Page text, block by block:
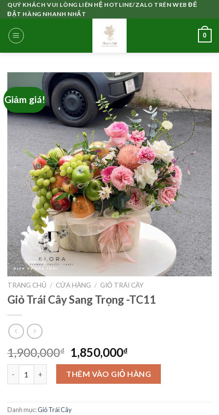
Skip
to
content
QUÝ KHÁCH VUI LÒNG LIÊN HỆ HOTLINE/ZALO TRÊN WEB ĐỂ
ĐẶT HÀNG NHANH NHẤT
0
Giảm giá!
TRANG CHỦ / CỬA HÀNG / GIỎ TRÁI CÂY
Giỏ Trái Cây Sang Trọng -TC11
1,900,000₫
Giá
gốc
là:
1,900,000₫.
1,850,000₫Giá
hiện
tại
là:
1,850,000₫.
Giỏ Trái Cây Sang Trọng -TC11 số lượng
THÊM VÀO GIỎ HÀNG
Danh mục:Giỏ Trái Cây